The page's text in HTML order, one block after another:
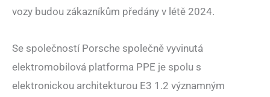
vozy budou zákazníkům předány v létě 2024.
Se společností Porsche společně vyvinutá
elektromobilová platforma PPE je spolu s
elektronickou architekturou E3 1.2 významným